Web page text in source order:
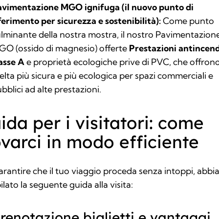
MGO ignifuga (il nuovo punto di
per sicurezza e sostenibilità):Come punto
della nostra mostra, il nostro
(ossido di magnesio)offerte Prestazioni
Ae proprietà ecologiche prive di PVC, che
più sicura e più ecologica per spazi commerciali e
ad alte prestazioni.
per i visitatori: come
in modo efficiente
che il tuo viaggio proceda senza intoppi,
la seguente guida alla visita: